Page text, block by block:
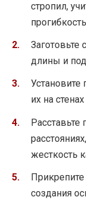
стропил,
Заготовьте
длины и
Установите
их на
жесткость
создания